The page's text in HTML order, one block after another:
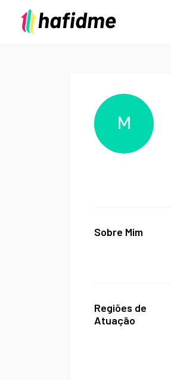
M
Sobre Mim
Regiões de
Atuação